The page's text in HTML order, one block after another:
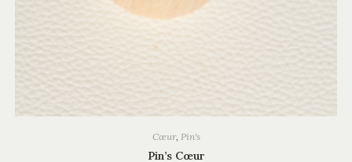
Cœur, Pin's
Pin’s Cœur